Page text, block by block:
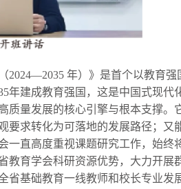
2024—2035 年）》是首个以教育强
年建成教育强国，这是中国式现代
质量发展的核心引擎与根本支撑。
要求转化为可落地的发展路径；又
一直高度重视课题研究工作，始终
教育学会科研资源优势，大力开展
基础教育一线教师和校长专业发